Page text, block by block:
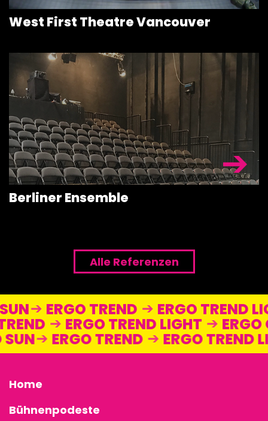
West First Theatre Vancouver
Berliner Ensemble
Alle Referenzen
SUN ERGO TREND ERGO TREND
ERGO TREND LIGHT ERGO
SUN ERGO TREND ERGO
Home
Bühnenpodeste